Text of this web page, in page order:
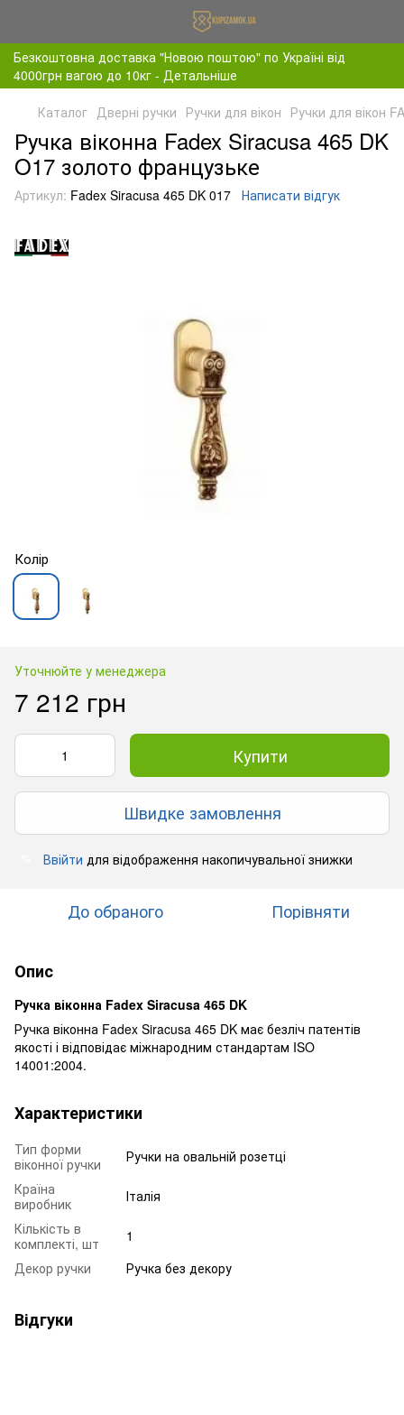
Безкоштовна доставка "Новою поштою" по Україні від
4000грн вагою до 10кг - Детальніше
Каталог Дверні ручки Ручки для вікон Ручки для вікон
Ручка віконна Fadex Siracusa 465 DK
O17 золото французьке
Артикул: Fadex Siracusa 465 DK 017 Написати відгук
Колір
Уточнюйте у менеджера
7 212 грн
Купити
Швидке замовлення
Ввійти для відображення накопичувальної знижки
До обраного Порівняти
Опис
Ручка віконна Fadex Siracusa 465 DK
Ручка віконна Fadex Siracusa 465 DK має безліч патентів
якості і відповідає міжнародним стандартам ISO
14001:2004.
Характеристики
Тип форми
віконної ручки
Ручки на овальній розетці
Країна
виробник
Італія
Кількість в
комплекті, шт
1
Декор ручки
Ручка без декору
Відгуки